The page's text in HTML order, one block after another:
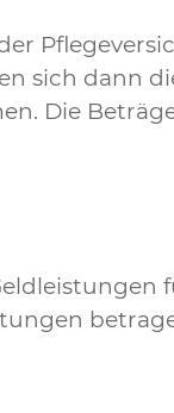
sich dann
Die